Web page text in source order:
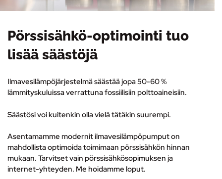
Pörssisähkö-optimointi tuo
lisää säästöjä
Ilmavesilämpöjärjestelmä säästää jopa 50-60 %
lämmityskuluissa verrattuna fossiilisiin polttoaineisiin.
Säästösi voi kuitenkin olla vielä tätäkin suurempi.
Asentamamme modernit ilmavesilämpöpumput on
mahdollista optimoida toimimaan pörssisähkön hinnan
mukaan. Tarvitset vain pörssisähkösopimuksen ja
internet-yhteyden. Me hoidamme loput.